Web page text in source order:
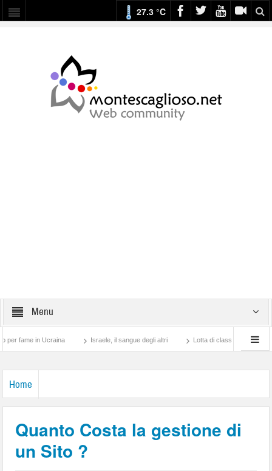
27.3 °C
Menu
Israele, il sangue degli altri Lotta di classe… tra preti e frati
Home
Quanto Costa la gestione di
un Sito ?